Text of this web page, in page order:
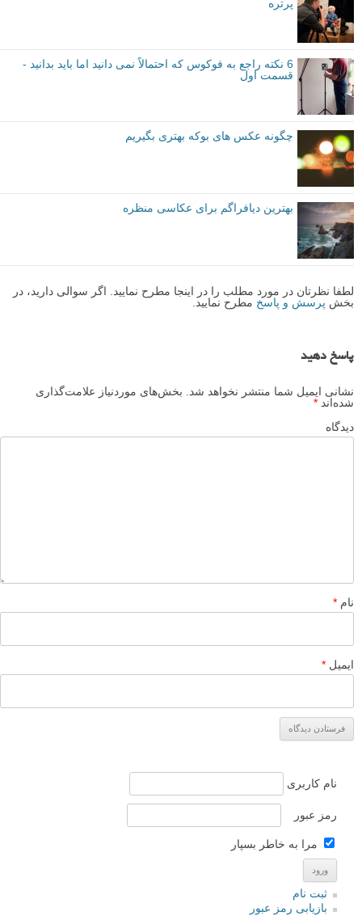
پرتره
6 نکته راجع به فوکوس که احتمالاً نمی دانید اما باید بدانید -
قسمت اول
چگونه عکس های بوکه بهتری بگیریم
بهترین دیافراگم برای عکاسی منظره
لطفا نظرتان در مورد مطلب را در اینجا مطرح نمایید. اگر سوالی دارید، در
بخش پرسش و پاسخ مطرح نمایید.
پاسخ دهید
نشانی ایمیل شما منتشر نخواهد شد. بخش‌های موردنیاز علامت‌گذاری
شده‌اند *
دیدگاه
نام *
ایمیل *
نام کاربری
رمز عبور
مرا به خاطر بسپار
ثبت نام
بازیابی رمز عبور